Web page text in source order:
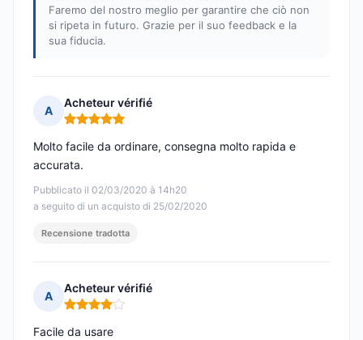
Faremo del nostro meglio per garantire che ciò non
si ripeta in futuro. Grazie per il suo feedback e la
sua fiducia.
A
Acheteur vérifié
Nota: 5 su 5
Pubblicato il 02/03/2020 à 14h20
a seguito di un acquisto di 25/02/2020
Molto facile da ordinare, consegna molto rapida e
accurata.
Recensione tradotta
A
Acheteur vérifié
Nota: 4 su 5
Facile da usare